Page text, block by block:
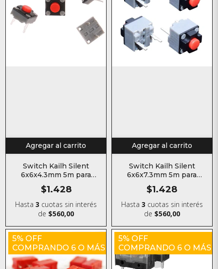
Agregar al carrito
Switch Kailh Silent
6x6x4.3mm 5m para
mouse
$1.428
Hasta3 cuotas sin interés
de $560,00
Agregar al carrito
Switch Kailh Silent
6x6x7.3mm 5m para
$1.428
Hasta 3 cuotas sin interés
de $560,00
5% OFF
COMPRANDO 6 O MÁS
5% OFF
COMPRANDO 6 O MÁS